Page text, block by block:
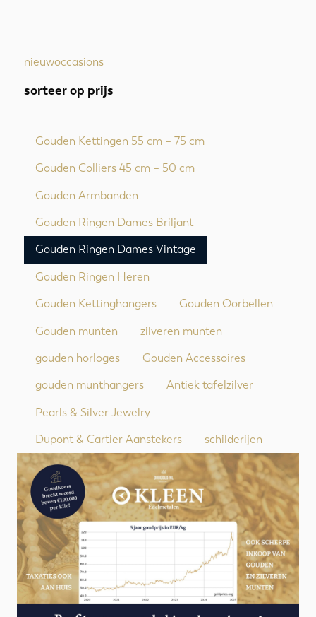
nieuwoccasions
sorteer op prijs
Gouden Kettingen 55 cm – 75 cm
Gouden Colliers 45 cm – 50 cm
Gouden Armbanden
Gouden Ringen Dames Briljant
Gouden Ringen Dames Vintage
Gouden Ringen Heren
Gouden Kettinghangers Gouden Oorbellen
Gouden munten zilveren munten
gouden horloges Gouden Accessoires
gouden munthangers Antiek tafelzilver
Pearls & Silver Jewelry
Dupont & Cartier Aanstekers schilderijen